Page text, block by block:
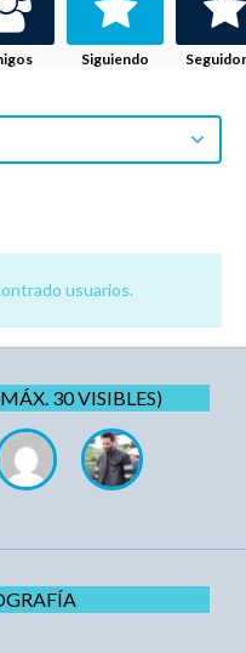
Siguiendo
usuarios.
30 VISIBLES)